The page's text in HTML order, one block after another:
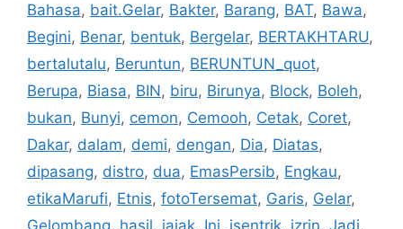
Bahasa, bait.Gelar, Bakter, Barang, BAT, Bawa,
Begini, Benar, bentuk, Bergelar, BERTAKHTARU,
bertalutalu, Beruntun, BERUNTUN_quot,
Berupa, Biasa, BIN, biru, Birunya, Block, Boleh,
bukan, Bunyi, cemon, Cemooh, Cetak, Coret,
Dakar, dalam, demi, dengan, Dia, Diatas,
dipasang, distro, dua, EmasPersib, Engkau,
etikaMarufi, Etnis, fotoTersemat, Garis, Gelar,